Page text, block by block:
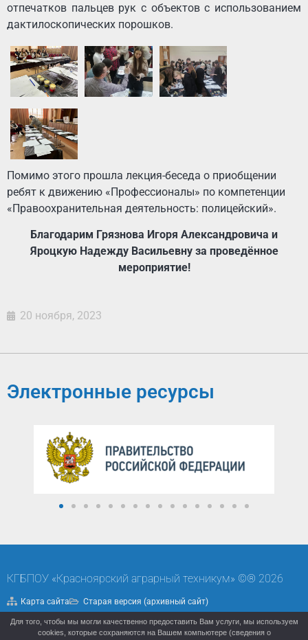
отпечатков пальцев рук с объектов с использованием
дактилоскопических порошков.
Помимо этого прошла лекция-беседа о приобщении
ребят к движению «Профессионалы» по компетенции
«Правоохранительная деятельность: полицейский».
Благодарим Грязнова Игоря Александровича и
Яроцкую Надежду Васильевну за проведённое
мероприятие!
20 ноября, 2023
Электронные ресурсы
КГБПОУ «Красноярский аграрный техникум» ©® 2026
Карта сайта Старая версия (архивный сайт)
Политика конфиденциальности
Для того, чтобы мы могли качественно предоставить Вам услуги, мы используем
cookies, которые сохраняются на Вашем компьютере (сведения о